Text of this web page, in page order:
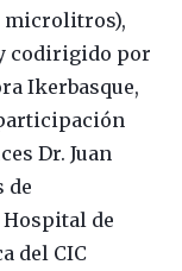
microlitros),
codirigido por
Ikerbasque,
Dr. Juan
de
de
del CIC